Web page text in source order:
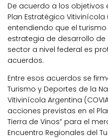
De acuerdo a los objetivos
Plan Estratégico Vitivinícola
entendiendo que el
estrategia de desarrollo
sector a nivel federal es
acuerdos.
Entre esos acuerdos se
Turismo y Deportes de la
Vitivinícola Argentina
acciones previstas en el
Tierra de Vinos” para el
Encuentro Regionales del